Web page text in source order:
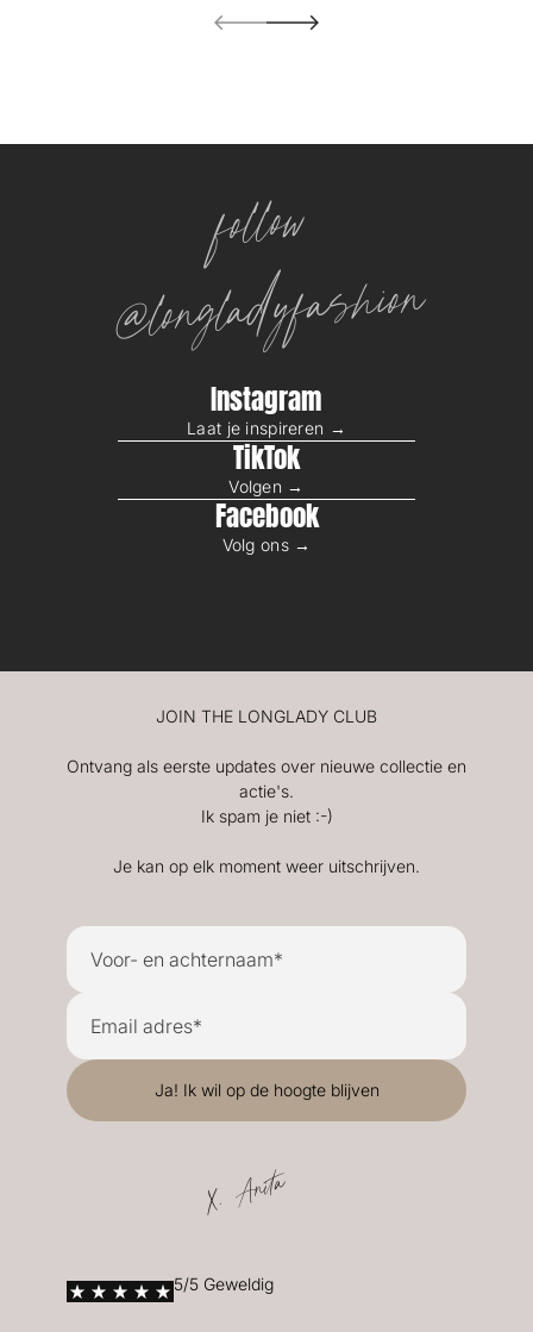
follow
@longladyfashion
Instagram
Laat je inspireren →
TikTok
Volgen →
Facebook
Volg ons →
JOIN THE LONGLADY CLUB
Ontvang als eerste updates over nieuwe collectie en
actie's.
Ik spam je niet :-)
Je kan op elk moment weer uitschrijven.
X. Anita
5/5 Geweldig